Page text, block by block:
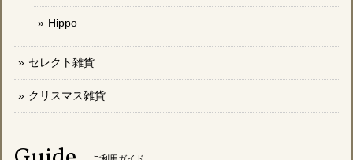
Hippo
セレクト雑貨
クリスマス雑貨